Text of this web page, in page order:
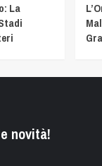
La
novità!